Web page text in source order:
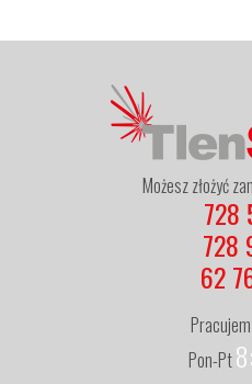
Możesz złożyć
728
728
62
Pon-Pt